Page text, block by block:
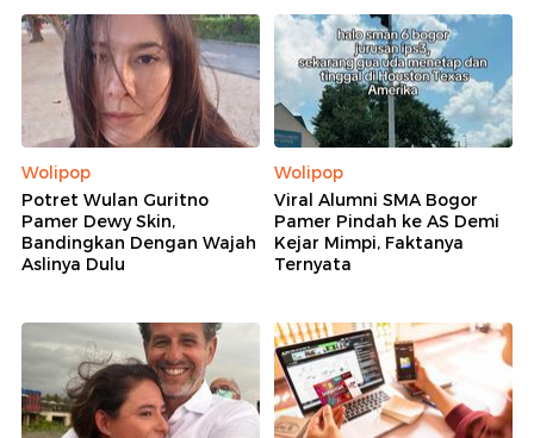
Wolipop
Potret Wulan Guritno
Pamer Dewy Skin,
Bandingkan Dengan Wajah
Aslinya Dulu
Wolipop
Viral Alumni SMA Bogor
Pamer Pindah ke AS Demi
Kejar Mimpi, Faktanya
Ternyata